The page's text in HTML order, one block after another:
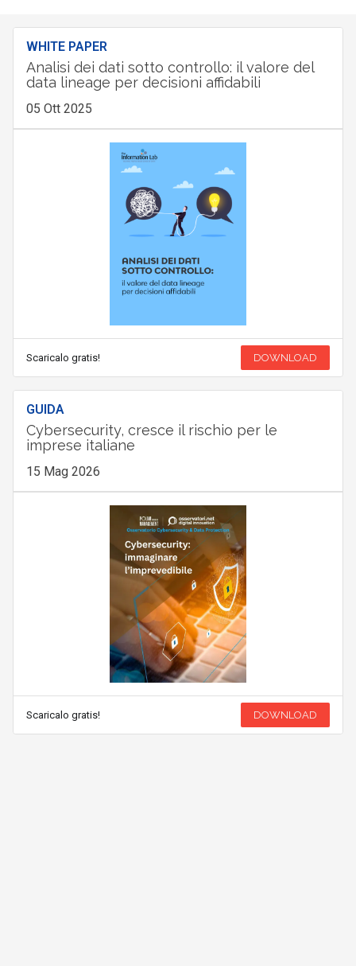
WHITE PAPER
Analisi dei dati sotto controllo: il valore del
data lineage per decisioni affidabili
05 Ott 2025
Scaricalo gratis! DOWNLOAD
GUIDA
Cybersecurity, cresce il rischio per le
imprese italiane
15 Mag 2026
Scaricalo gratis! DOWNLOAD